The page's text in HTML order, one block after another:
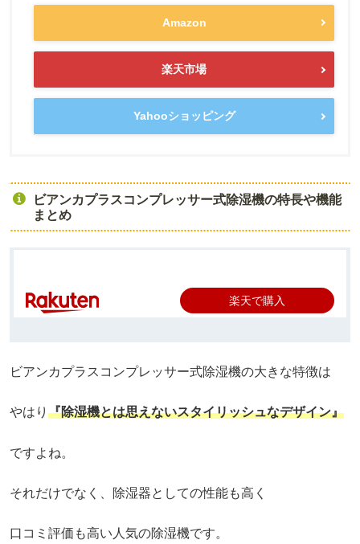
Amazon
楽天市場
Yahooショッピング
ビアンカプラスコンプレッサー式除湿機の特長や機能
まとめ
楽天で購入
ビアンカプラスコンプレッサー式除湿機の大きな特徴は
やはり 『除湿機とは思えないスタイリッシュなデザイン』
ですよね。
それだけでなく、除湿器としての性能も高く
口コミ評価も高い人気の除湿機です。